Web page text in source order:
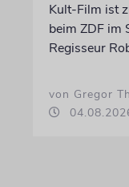
Kult-Film ist
beim ZDF im
Regisseur
von Gregor